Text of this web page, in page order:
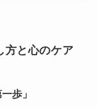
方と心のケア
歩」